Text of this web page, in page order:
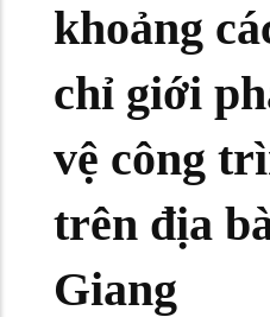
khoảng
chỉ giới
vệ công
trên địa
Giang